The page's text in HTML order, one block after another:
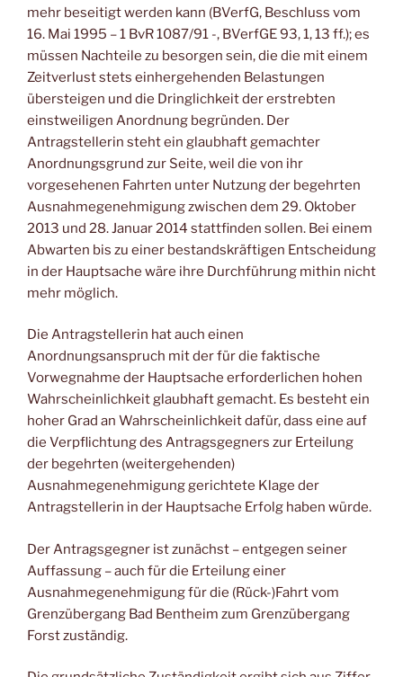
mehr beseitigt werden kann (BVerfG, Beschluss vom
16. Mai 1995 – 1 BvR 1087/91 -, BVerfGE 93, 1, 13 ff.); es
müssen Nachteile zu besorgen sein, die die mit einem
Zeitverlust stets einhergehenden Belastungen
übersteigen und die Dringlichkeit der erstrebten
einstweiligen Anordnung begründen. Der
Antragstellerin steht ein glaubhaft gemachter
Anordnungsgrund zur Seite, weil die von ihr
vorgesehenen Fahrten unter Nutzung der begehrten
Ausnahmegenehmigung zwischen dem 29. Oktober
2013 und 28. Januar 2014 stattfinden sollen. Bei einem
Abwarten bis zu einer bestandskräftigen Entscheidung
in der Hauptsache wäre ihre Durchführung mithin nicht
mehr möglich.
Die Antragstellerin hat auch einen
Anordnungsanspruch mit der für die faktische
Vorwegnahme der Hauptsache erforderlichen hohen
Wahrscheinlichkeit glaubhaft gemacht. Es besteht ein
hoher Grad an Wahrscheinlichkeit dafür, dass eine auf
die Verpflichtung des Antragsgegners zur Erteilung
der begehrten (weitergehenden)
Ausnahmegenehmigung gerichtete Klage der
Antragstellerin in der Hauptsache Erfolg haben würde.
Der Antragsgegner ist zunächst – entgegen seiner
Auffassung – auch für die Erteilung einer
Ausnahmegenehmigung für die (Rück-)Fahrt vom
Grenzübergang Bad Bentheim zum Grenzübergang
Forst zuständig.